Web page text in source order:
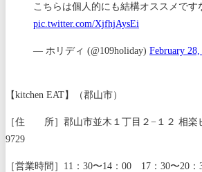
こちらは個人的にも結構オススメです
pic.twitter.com/XjfhjAysEi
— ホリディ (@109holiday) February 28,
【kitchen EAT】（郡山市）
［住 所］郡山市並木１丁目２−１２ 相
9729
［営業時間］11：30〜14：00 17：30〜20：